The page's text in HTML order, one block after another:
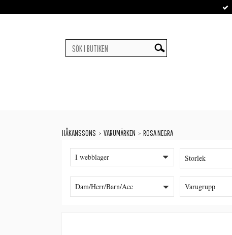
HÅKANSSONS > VARUMÄRKEN > ROSA NEGRA
I webblager Storlek
Dam/Herr/Barn/Acc Varugrupp